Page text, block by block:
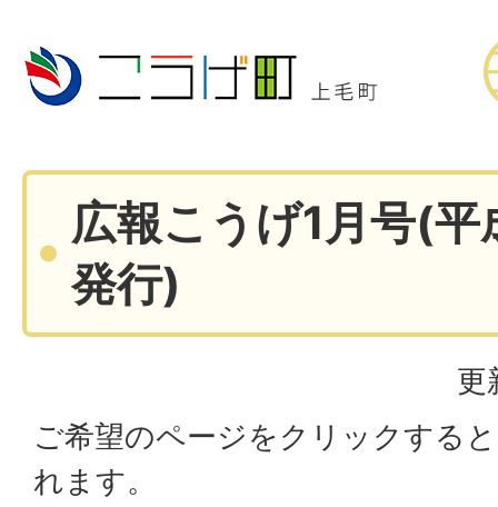
広報こうげ1月号(
発行)
更
ご希望のページをクリックする
れます。